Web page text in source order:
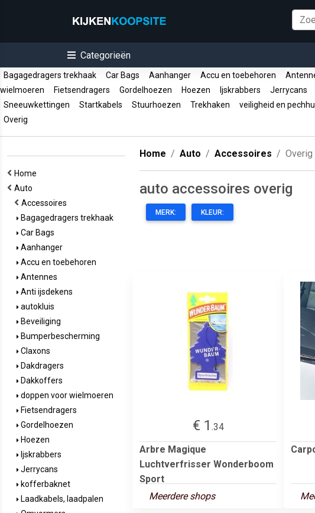
Categorieën
Bagagedragers trekhaak Car Bags Aanhanger Accu en toebehoren
wielmoeren
Fietsendragers Gordelhoezen Hoezen Ijskrabbers Jerrycans
Sneeuwkettingen
Startkabels Stuurhoezen Trekhaken veiligheid en
Overig
Home
Auto
Accessoires
Bagagedragers trekhaak
Car Bags
Aanhanger
Accu en toebehoren
Antennes
Anti ijsdekens
autokluis
Beveiliging
Bumperbescherming
Claxons
Dakdragers
Dakkoffers
doppen voor wielmoeren
Fietsendragers
Gordelhoezen
Hoezen
Ijskrabbers
Jerrycans
kofferbaknet
Laadkabels, laadpalen
Home Auto Accessoires Overig
auto accessoires overig
MERK: KLEUR:
€ 1 .34
Arbre Magique
Luchtverfrisser Wonderboom
Sport
Meerdere shops